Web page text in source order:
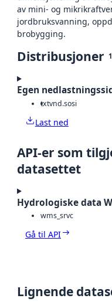
av mini- og
jordbruksvanning,
brobygging.
Distribusjoner 1
Egen
txtvnd.sosi
Last ned
API-er som
datasettet
Hydrologiske data
wms_srvc
Gå til API
Lignende